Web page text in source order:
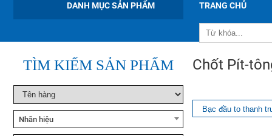
DANH MỤC SẢN PHẨM TRANG CHỦ
TÌM KIẾM SẢN PHẨM
Nhãn hiệu
Xe nâng điện ngồi lái Noblelift
Chốt Pít-
Bạc đầu to thanh